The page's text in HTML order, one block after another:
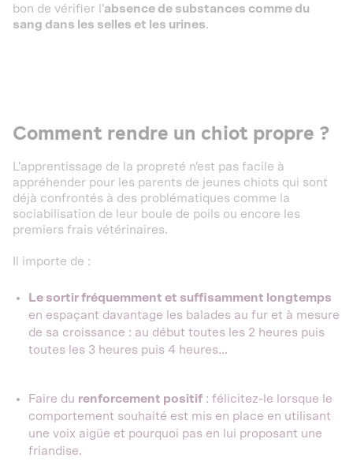
bon de vérifier l'absence de substances comme du
sang dans les selles et les urines.
Comment rendre un chiot propre ?
L'apprentissage de la propreté n'est pas facile à
appréhender pour les parents de jeunes chiots qui sont
déjà confrontés à des problématiques comme la
sociabilisation de leur boule de poils ou encore les
premiers frais vétérinaires.
Il importe de :
Le sortir fréquemment et suffisamment longtemps
en espaçant davantage les balades au fur et à mesure
de sa croissance : au début toutes les 2 heures puis
toutes les 3 heures puis 4 heures...
Faire du renforcement positif : félicitez-le lorsque le
comportement souhaité est mis en place en utilisant
une voix aigüe et pourquoi pas en lui proposant une
friandise.